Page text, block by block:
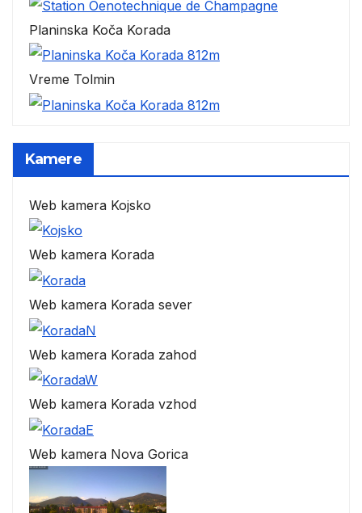
Planinska Koča Korada
Vreme Tolmin
Kamere
Web kamera Kojsko
Web kamera Korada
Web kamera Korada sever
Web kamera Korada zahod
Web kamera Korada vzhod
Web kamera Nova Gorica